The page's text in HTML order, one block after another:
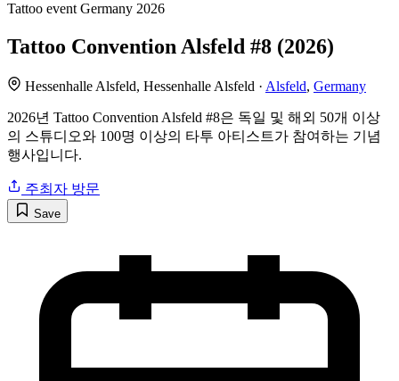
Tattoo event Germany 2026
Tattoo Convention Alsfeld #8 (2026)
Hessenhalle Alsfeld, Hessenhalle Alsfeld · Alsfeld, Germany
2026년 Tattoo Convention Alsfeld #8은 독일 및 해외 50개 이상
의 스튜디오와 100명 이상의 타투 아티스트가 참여하는 기념
행사입니다.
주최자 방문
Save